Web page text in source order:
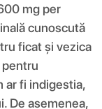
mg per
cunoscută
ficat și vezica
pentru
ar fi indigestia,
De asemenea,